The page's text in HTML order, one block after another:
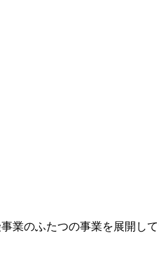
業のふたつの事業を展開し